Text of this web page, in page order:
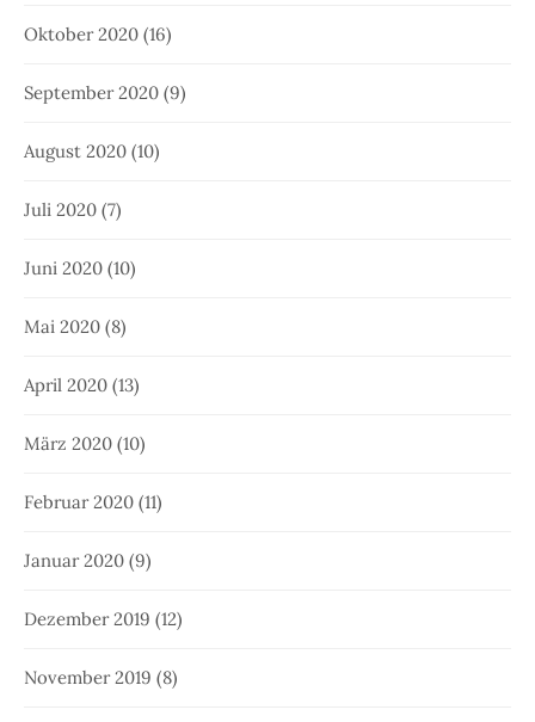
Oktober 2020 (16)
September 2020 (9)
August 2020 (10)
Juli 2020 (7)
Juni 2020 (10)
Mai 2020 (8)
April 2020 (13)
März 2020 (10)
Februar 2020 (11)
Januar 2020 (9)
Dezember 2019 (12)
November 2019 (8)